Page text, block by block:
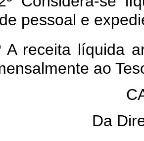
pessoal e
A receita líquida
ao
Da